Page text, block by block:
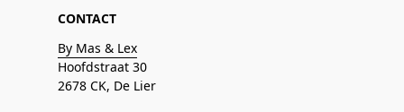
CONTACT
By Mas & Lex
Hoofdstraat 30
2678 CK, De Lier